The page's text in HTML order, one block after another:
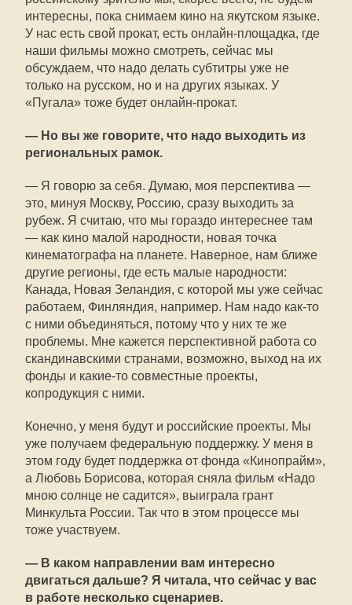
интересны, пока снимаем кино на якутском языке.
У нас есть свой прокат, есть онлайн-площадка, где
наши фильмы можно смотреть, сейчас мы
обсуждаем, что надо делать субтитры уже не
только на русском, но и на других языках. У
«Пугала» тоже будет онлайн-прокат.
— Но вы же говорите, что надо выходить из
региональных рамок.
— Я говорю за себя. Думаю, моя перспектива —
это, минуя Москву, Россию, сразу выходить за
рубеж. Я считаю, что мы гораздо интереснее там
— как кино малой народности, новая точка
кинематографа на планете. Наверное, нам ближе
другие регионы, где есть малые народности:
Канада, Новая Зеландия, с которой мы уже сейчас
работаем, Финляндия, например. Нам надо как-то
с ними объединяться, потому что у них те же
проблемы. Мне кажется перспективной работа со
скандинавскими странами, возможно, выход на их
фонды и какие-то совместные проекты,
копродукция с ними.
Конечно, у меня будут и российские проекты. Мы
уже получаем федеральную поддержку. У меня в
этом году будет поддержка от фонда «Кинопрайм»,
а Любовь Борисова, которая сняла фильм «Надо
мною солнце не садится», выиграла грант
Минкульта России. Так что в этом процессе мы
тоже участвуем.
— В каком направлении вам интересно
двигаться дальше? Я читала, что сейчас у вас
в работе несколько сценариев.